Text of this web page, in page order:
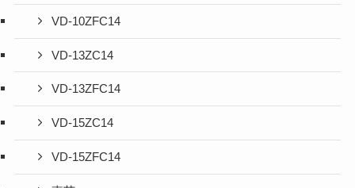
VD-10ZFC14
VD-13ZC14
VD-13ZFC14
VD-15ZC14
VD-15ZFC14